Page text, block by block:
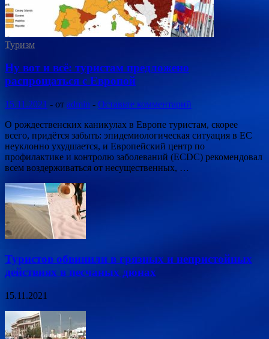
Туризм
Ну вот и всё: туристам предложено
распрощаться с Европой
15.11.2021 - от admin - Оставьте комментарий
О рождественских каникулах в Европе туристам, скорее
всего, придётся забыть: эпидемиологическая ситуация в ЕС
неуклонно ухудшается, и Европейский центр по
профилактике и контролю заболеваний (ECDC) рекомендовал
всем воздерживаться от несущественных, …
Туристов обвинили в грязных и непристойных
действиях в песчаных дюнах
15.11.2021